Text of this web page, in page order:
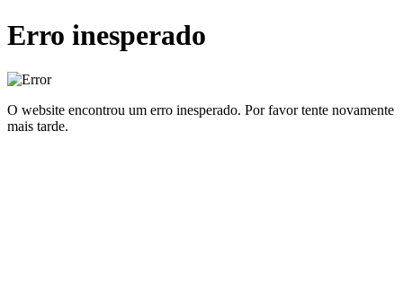
Erro inesperado
O website encontrou um erro inesperado. Por favor tente novamente
mais tarde.